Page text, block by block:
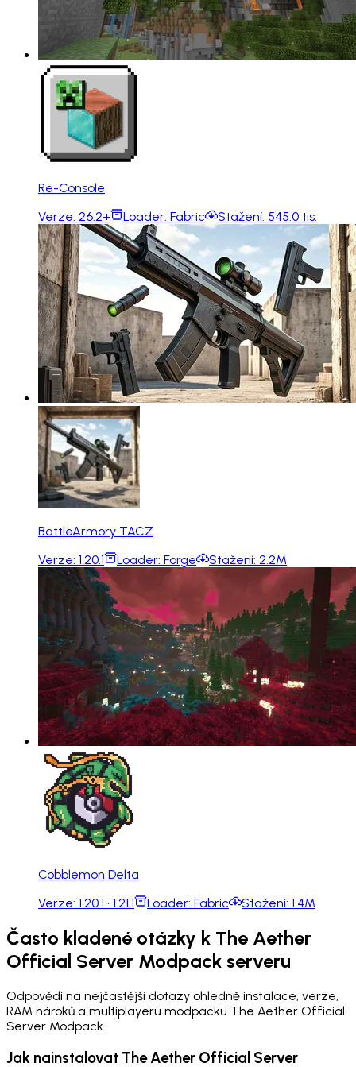
Re-Console
Verze: 26.2+ Loader: Fabric Stažení: 545.0 tis.
BattleArmory TACZ
Verze: 1.20.1 Loader: Forge Stažení: 2.2M
Cobblemon Delta
Verze: 1.20.1 · 1.21.1 Loader: Fabric Stažení: 1.4M
Často kladené otázky k The Aether
Official Server Modpack serveru
Odpovědi na nejčastější dotazy ohledně instalace, verze,
RAM nároků a multiplayeru modpacku The Aether Official
Server Modpack.
Jak nainstalovat The Aether Official Server